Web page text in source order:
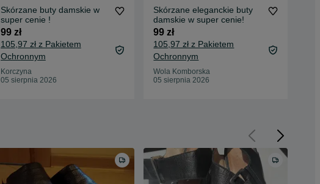
Skórzane buty damskie w
super cenie !
99 zł
105,97 zł z Pakietem
Ochronnym
Korczyna
05 sierpnia 2026
Skórzane eleganckie buty
damskie w super cenie!
99 zł
105,97 zł z Pakietem
Ochronnym
Wola Komborska
05 sierpnia 2026